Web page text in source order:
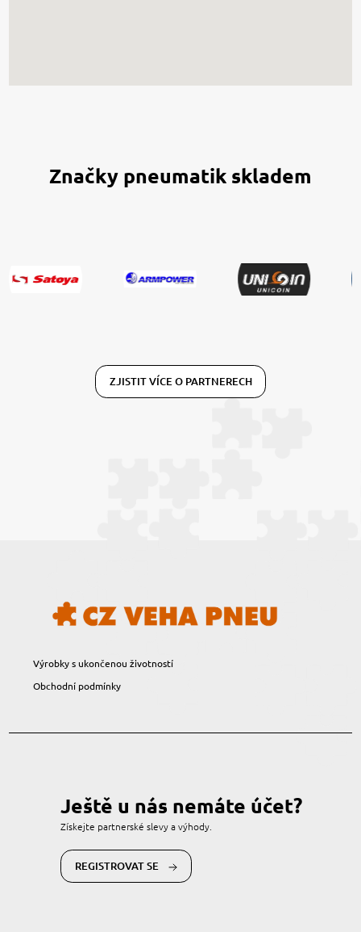
Značky pneumatik skladem
ZJISTIT VÍCE O PARTNERECH
Výrobky s ukončenou životností
Obchodní podmínky
Ještě u nás nemáte účet?
Získejte partnerské slevy a výhody.
REGISTROVAT SE